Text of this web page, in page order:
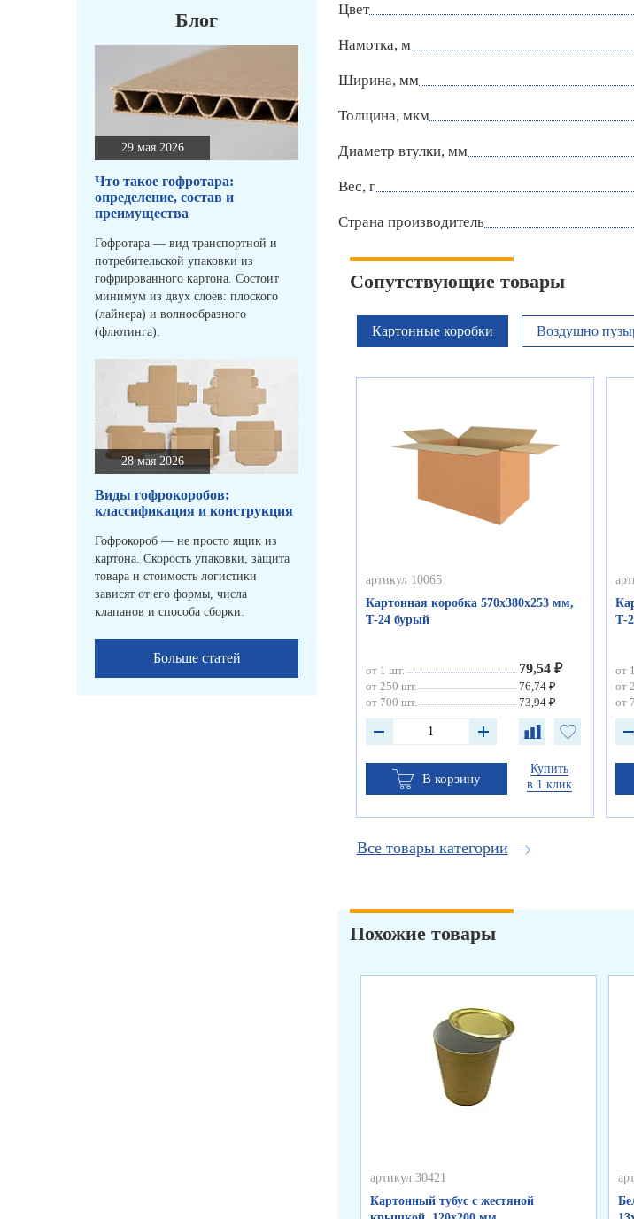
Блог
29 мая 2026
Что такое гофротара:
определение, состав и
преимущества
Гофротара — вид транспортной и
потребительской упаковки из
гофрированного картона. Состоит
минимум из двух слоев: плоского
(лайнера) и волнообразного
(флютинга).
28 мая 2026
Виды гофрокоробов:
классификация и конструкция
Гофрокороб — не просто ящик из
картона. Скорость упаковки, защита
товара и стоимость логистики
зависят от его формы, числа
клапанов и способа сборки.
Больше статей
Цвет
Намотка, м
Ширина, мм
Толщина, мкм
Диаметр втулки, мм
Вес, г
Страна производитель
Сопутствующие товары
Картонные коробки Воздушно
артикул 10065
Картонная коробка 570х380х253 мм,
Т-24 бурый
от 1 шт. 79,54 ₽
от 250 шт.
76,74 ₽
от 700 шт.
73,94 ₽
В корзину
Купить
в 1 клик
Т-
от
от
от
Все товары категории
Похожие товары
артикул 30421
Картонный тубус с жестяной